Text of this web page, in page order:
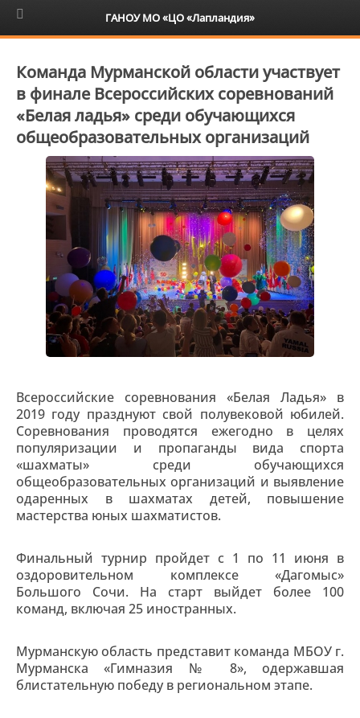
6+
Команда Мурманской области участвует
в финале Всероссийских соревнований
«Белая ладья» среди обучающихся
общеобразовательных организаций
Всероссийские соревнования «Белая Ладья» в
2019 году празднуют свой полувековой юбилей.
Соревнования проводятся ежегодно в целях
популяризации и пропаганды вида спорта
«шахматы» среди обучающихся
общеобразовательных организаций и выявление
одаренных в шахматах детей, повышение
мастерства юных шахматистов.
Финальный турнир пройдет с 1 по 11 июня в
оздоровительном комплексе «Дагомыс»
Большого Сочи. На старт выйдет более 100
команд, включая 25 иностранных.
Мурманскую область представит команда МБОУ г.
Мурманска «Гимназия № 8», одержавшая
блистательную победу в региональном этапе.
ГАНОУ МО «ЦО «Лапландия»